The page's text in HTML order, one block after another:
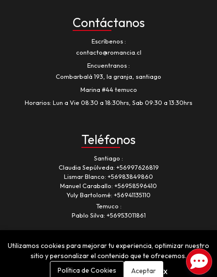
Contáctanos
Escríbenos
contacto@romancia.cl
Encuentranos
Combarbalá 193, la granja, santiago
Marina #44 temuco
Horarios: Lun a Vie 08:30 a 18:30hrs, Sab 09:30 a 13:30hrs
Teléfonos
Santiago
Claudia Sepúlveda: +56997626819
Lismar Blanco: +56983849860
Manuel Caraballo: +56958596410
Yuly Bartolomé: +56941135110
Temuco
Pablo Silva: +56953011861
Utilizamos cookies para mejorar tu experiencia, optimizar nuestro
sitio y personalizar el contenido que te ofrecemos.
Política de Cookies
Aceptar x